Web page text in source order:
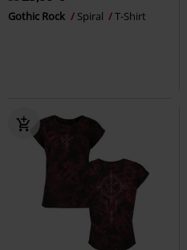
Gothic Rock Spiral T-Shirt